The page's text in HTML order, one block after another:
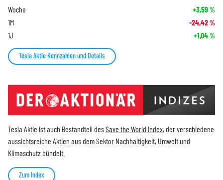
Woche +3,59%
1M -24,42%
1J +1,04%
Tesla Aktie Kennzahlen und Details
Tesla Aktie ist auch Bestandteil desSave the World Index, der verschiedene
aussichtsreiche Aktien aus dem Sektor Nachhaltigkeit, Umwelt und
Klimaschutz bündelt.
Zum Index